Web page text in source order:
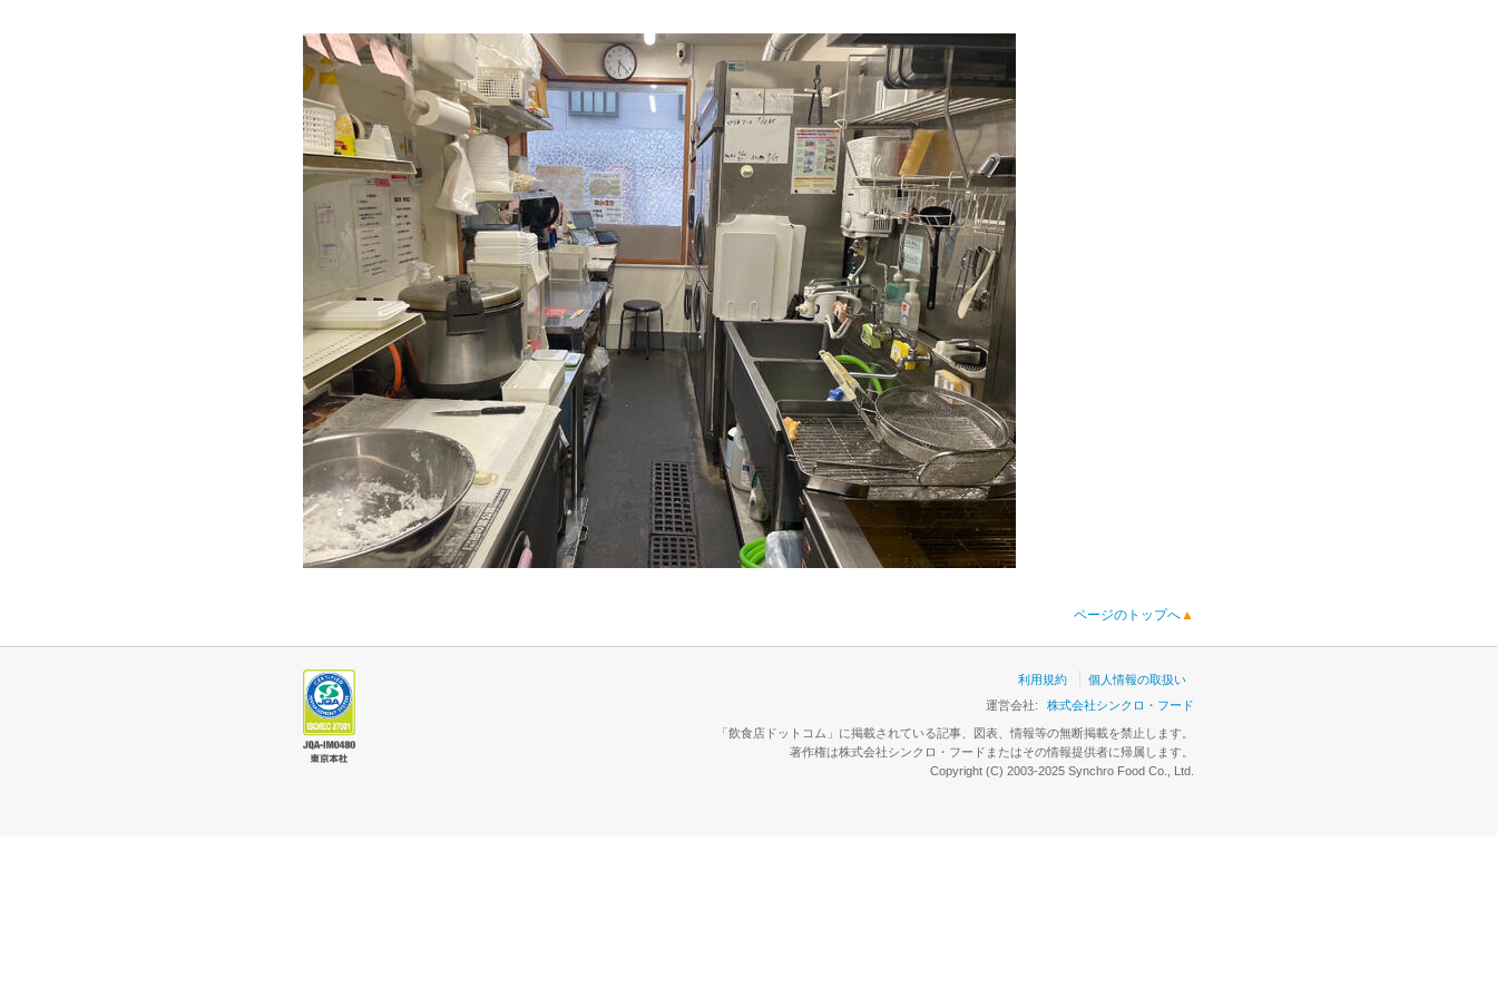
ページのトップへ▲
利用規約
個人情報の取扱い
運営会社:
株式会社シンクロ・フード
「飲食店ドットコム」に掲載されている記事、図表、情報等の無断掲載を禁止します。
著作権は株式会社シンクロ・フードまたはその情報提供者に帰属します。
Copyright (C) 2003-2025 Synchro Food Co., Ltd.